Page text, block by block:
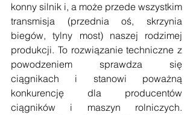
konny silnik i, a może przede wszystkim
transmisja (przednia oś, skrzynia
biegów, tylny most) naszej rodzimej
produkcji. To rozwiązanie techniczne z
powodzeniem sprawdza się
ciągnikach i stanowi poważną
konkurencję dla producentów
ciągników i maszyn rolniczych.